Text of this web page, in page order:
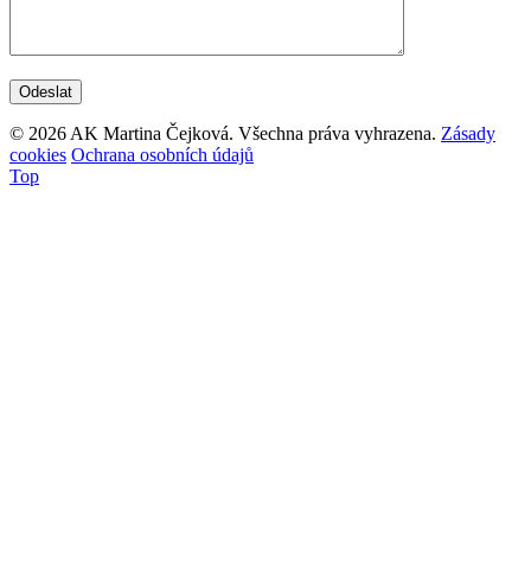
© 2026 AK Martina Čejková. Všechna práva vyhrazena. Zásady
cookies Ochrana osobních údajů
Top